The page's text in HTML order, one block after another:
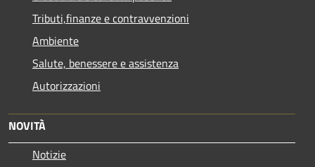
Tributi,finanze e contravvenzioni
Ambiente
Salute, benessere e assistenza
Autorizzazioni
NOVITÀ
Notizie